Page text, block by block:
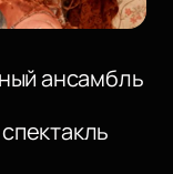
ансамбль